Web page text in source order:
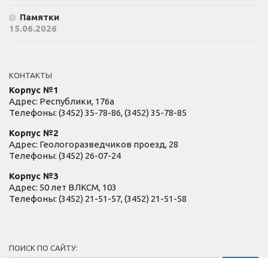
Памятки
15.06.2026
КОНТАКТЫ
Корпус №1
Адрес: Республики, 176а
Телефоны: (3452) 35-78-86, (3452) 35-78-85
Корпус №2
Адрес: Геологоразведчиков проезд, 28
Телефоны: (3452) 26-07-24
Корпус №3
Адрес: 50 лет ВЛКСМ, 103
Телефоны: (3452) 21-51-57, (3452) 21-51-58
ПОИСК ПО САЙТУ: